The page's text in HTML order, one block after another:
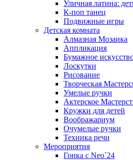
Уличная латина:
К-поп танец
Подвижные игры
Детская комната
Алмазная Мозаика
Аппликация
Бумажное
Лоскутки
Рисование
Творческая
Умелые ручки
Актерское
Кружки для детей
Воображариум
Очумелые ручки
Техника речи
Мероприятия
Гонка с Neo`24